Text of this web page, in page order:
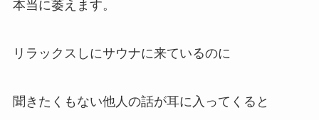
本当に萎えます。
リラックスしにサウナに来ているのに
聞きたくもない他人の話が耳に入ってくると